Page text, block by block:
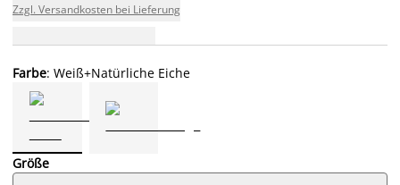
Zzgl. Versandkosten bei Lieferung
Farbe: Weiß+Natürliche Eiche
Größe